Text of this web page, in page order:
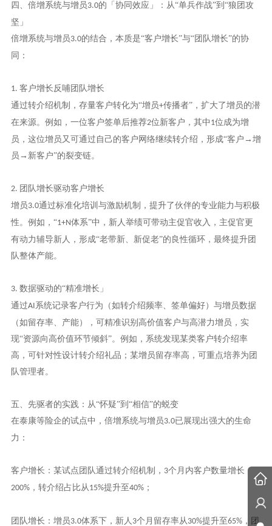
四、倍增系统与增员3.0的「协同效应」：从“单兵作战”到“狼团攻
坚」
倍增系统与增员3.0的结合，本质是“客户增长”与“团队增长”的协
同：
1. 客户增长反哺团队增长
通过转介绍机制，存量客户转化为“增员+传播者”，扩大了增员的潜
在来源。例如，一位客户签单后推荐2位新客户，其中 1位成为增
员，这位增员又可通过自己的客户网络继续转介绍，形成“客户→增
员→新客户”的裂变链。
2. 团队增长驱动客户增长
增员3.0通过标准化培训与激励机制，提升了伙伴的专业能力与积极
性。例如，“1+N体系”中，新人举绩可带动主促官收入，主促官更
有动力辅导新人，形成“老带新、新促老”的良性循环，最终提升团
队整体产能。
3. 数据驱动的“精准增长」
通过AI系统记录客户行为（如转介绍频率、签单偏好）与增员数据
（如留存率、产能），可精准识别高价值客户与高潜力增员，实
现“资源向高价值环节倾斜”。例如，系统发现某类客户转介绍率
高，可针对性设计转介绍礼品；某增员留存率高，可重点培养为团
队管理者。
五、先驱者的实践：从“怀疑”到“相信”的蜕变
在泰康等险企的试点中，倍增系统与增员3.0已展现出强大的生命
力：
客户增长：某试点团队通过转介绍机制， 3个月内客户数量增长
200%，转介绍占比从15%提升至40%；
团队增长：增员3.0体系下，新人 3个月留存率从30%提升至65%，团